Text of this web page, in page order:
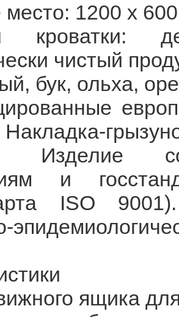
1200 х
кроватки:
чистый
бук, ольха,
Изделие
и
ISO
ящика